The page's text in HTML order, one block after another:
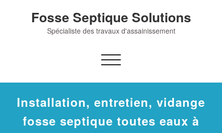
Fosse Septique Solutions
Spécialiste des travaux d'assainissement
Afficher/masquer
navigation
Installation, entretien, vidange
fosse septique toutes eaux à